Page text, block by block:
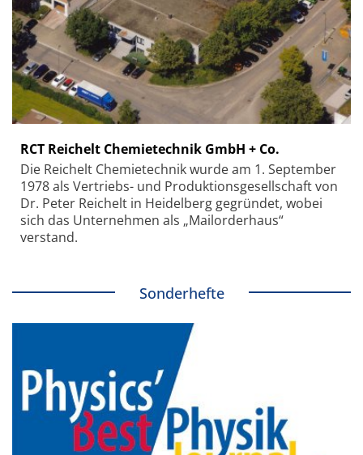
RCT Reichelt Chemietechnik GmbH + Co.
Die Reichelt Chemietechnik wurde am 1. September
1978 als Vertriebs- und Produktionsgesellschaft von
Dr. Peter Reichelt in Heidelberg gegründet, wobei
sich das Unternehmen als „Mailorderhaus“
verstand.
Sonderhefte